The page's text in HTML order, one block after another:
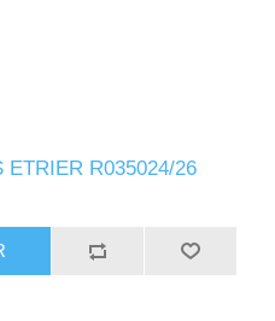
ETRIER R035024/26